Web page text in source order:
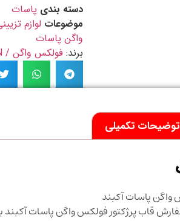
دسته بندی پاسات
موضوعات لوازم
واگن پاسات
برند:فولکس واگن / VOLKSWAGEN
توضیحات تکمیلی
واگن پاسات آکبند
قاب پرژکتور فولکس واگن پاسات